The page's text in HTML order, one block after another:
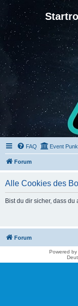
FAQ Event
Forum
Alle Cookies des
Bist du dir sicher, dass
Forum
Powered by